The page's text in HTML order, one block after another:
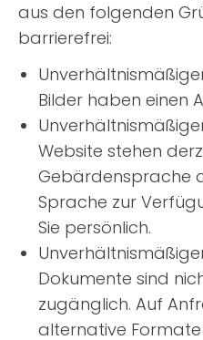
aus den folgenden
barrierefrei:
Bilder haben einen
Website stehen
Gebärdensprache
Sprache zur
Sie persönlich.
Dokumente sind
zugänglich. Auf
alternative